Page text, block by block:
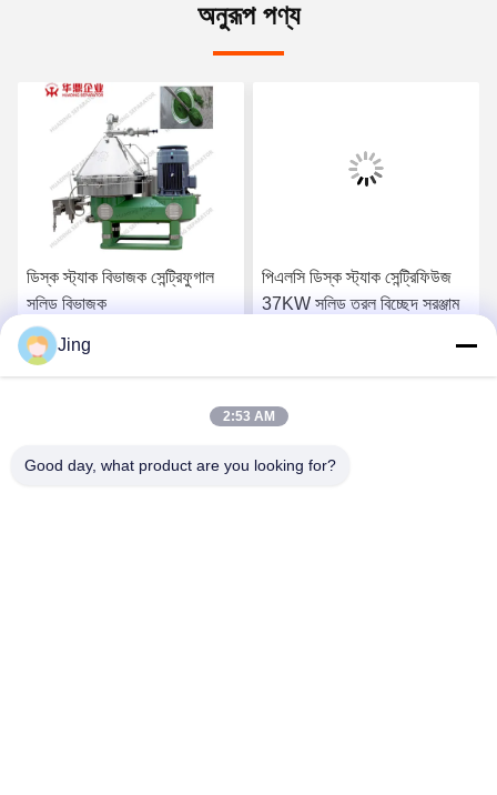
অনুরূপ পণ্য
ডিস্ক স্ট্যাক বিভাজক সেন্ট্রিফুগাল
সলিড বিভাজক
সেরা দাম পান
পিএলসি ডিস্ক স্ট্যাক সেন্ট্রিফিউজ
37KW সলিড তরল বিচ্ছেদ সরঞ্জাম
সেরা দাম পান
Jing
2:53 AM
Good day, what product are you looking for?